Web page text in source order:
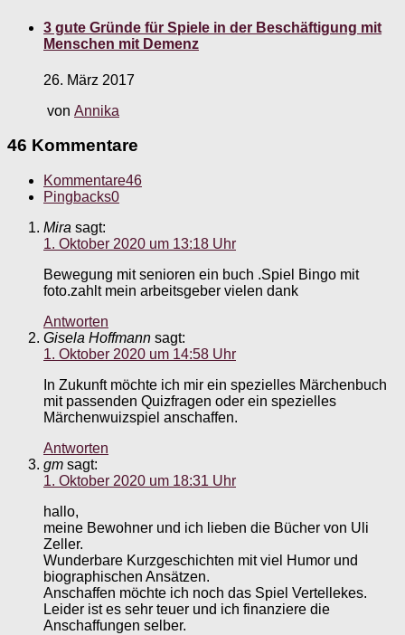
3 gute Gründe für Spiele in der Beschäftigung mit
Menschen mit Demenz
26. März 2017
von Annika
46 Kommentare
Kommentare46
Pingbacks0
Mira sagt:
1. Oktober 2020 um 13:18 Uhr
Bewegung mit senioren ein buch .Spiel Bingo mit
foto.zahlt mein arbeitsgeber vielen dank
Antworten
Gisela Hoffmann sagt:
1. Oktober 2020 um 14:58 Uhr
In Zukunft möchte ich mir ein spezielles Märchenbuch
mit passenden Quizfragen oder ein spezielles
Märchenwuizspiel anschaffen.
Antworten
gm sagt:
1. Oktober 2020 um 18:31 Uhr
hallo,
meine Bewohner und ich lieben die Bücher von Uli
Zeller.
Wunderbare Kurzgeschichten mit viel Humor und
biographischen Ansätzen.
Anschaffen möchte ich noch das Spiel Vertellekes.
Leider ist es sehr teuer und ich finanziere die
Anschaffungen selber.